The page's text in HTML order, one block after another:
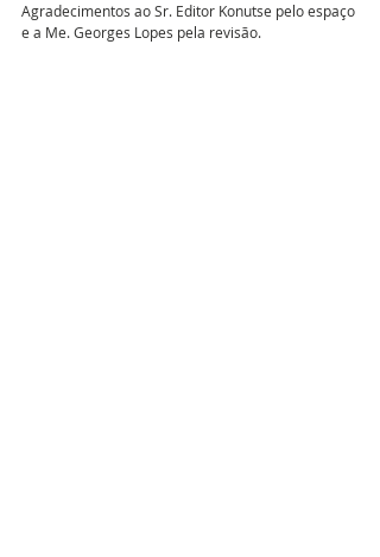
Agradecimentos ao Sr. Editor Konutse pelo espaço
e a Me. Georges Lopes pela revisão.